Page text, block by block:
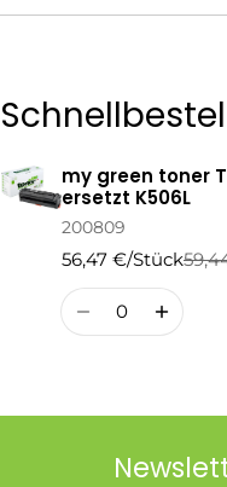
Ihr
Warenkorb
my green toner
ersetzt K506L
200809
56,47 €/Stück
Regulärer
Preis
Verkaufspreis
Menge